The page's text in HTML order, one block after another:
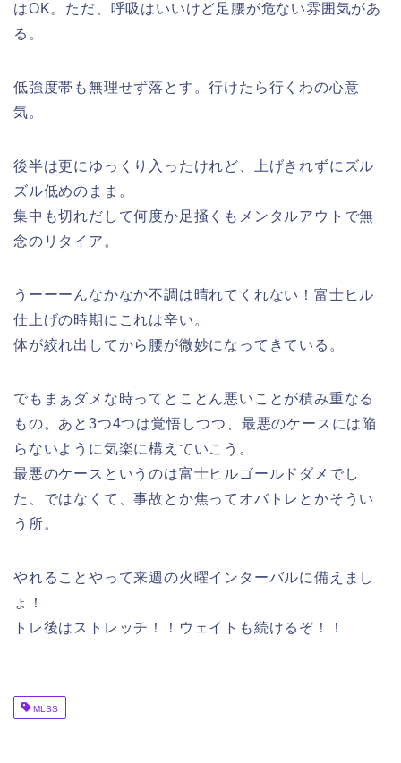
はOK。ただ、呼吸はいいけど足腰が危ない雰囲気があ
る。
低強度帯も無理せず落とす。行けたら行くわの心意
気。
後半は更にゆっくり入ったけれど、上げきれずにズル
ズル低めのまま。
集中も切れだして何度か足掻くもメンタルアウトで無
念のリタイア。
うーーーんなかなか不調は晴れてくれない！富士ヒル
仕上げの時期にこれは辛い。
体が絞れ出してから腰が微妙になってきている。
でもまぁダメな時ってとことん悪いことが積み重なる
もの。あと3つ4つは覚悟しつつ、最悪のケースには陥
らないように気楽に構えていこう。
最悪のケースというのは富士ヒルゴールドダメでし
た、ではなくて、事故とか焦ってオバトレとかそうい
う所。
やれることやって来週の火曜インターバルに備えまし
ょ！
トレ後はストレッチ！！ウェイトも続けるぞ！！
MLSS